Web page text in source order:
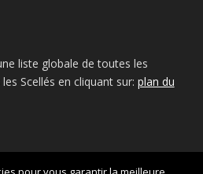
liste globale de toutes les
Scellés en cliquant sur: plan du